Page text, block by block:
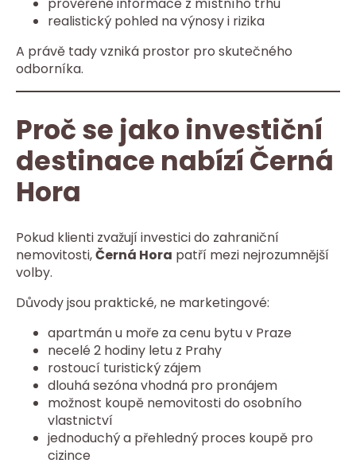
prověřené informace z místního trhu
realistický pohled na výnosy i rizika
A právě tady vzniká prostor pro skutečného
odborníka.
Proč se jako investiční
destinace nabízí Černá
Hora
Pokud klienti zvažují investici do zahraniční
nemovitosti,Černá Hora patří mezi nejrozumnější
volby.
Důvody jsou praktické, ne marketingové:
apartmán u moře za cenu bytu v Praze
necelé 2 hodiny letu z Prahy
rostoucí turistický zájem
dlouhá sezóna vhodná pro pronájem
možnost koupě nemovitosti do osobního
vlastnictví
jednoduchý a přehledný proces koupě pro
cizince